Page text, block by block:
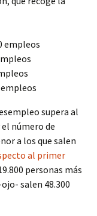
empleos
supera al
número de
a los que salen
al primer
personas más
salen 48.300